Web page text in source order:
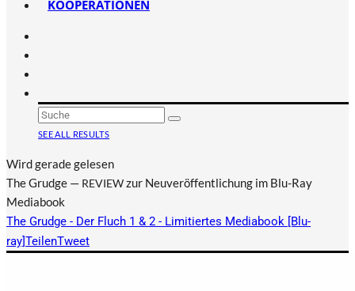
KOOPERATIONEN
SEE ALL RESULTS
Wird gerade gelesen
The Grudge — REVIEWzur Neuveröffentlichung im Blu-Ray
Mediabook
The Grudge - Der Fluch 1 & 2 - Limitiertes Mediabook [Blu-
ray]TeilenTweet